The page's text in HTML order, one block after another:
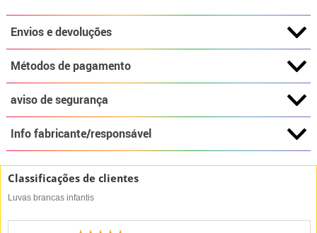
Envios e devoluções
Métodos de pagamento
aviso de segurança
Info fabricante/responsável
Classificações de clientes
Luvas brancas infantis